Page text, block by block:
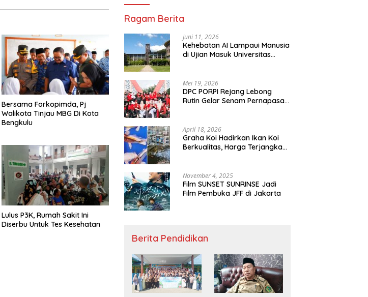
Bersama Forkopimda, Pj
Walikota Tinjau MBG Di Kota
Bengkulu
Lulus P3K, Rumah Sakit Ini
Diserbu Untuk Tes Kesehatan
Ragam Berita
Juni 11, 2026
Kehebatan AI Lampaui Manusia
di Ujian Masuk Universitas
Mei 19, 2026
DPC PORPI Rejang Lebong
Rutin Gelar Senam Pernapasan
April 18, 2026
Graha Koi Hadirkan Ikan Koi
Berkualitas, Harga Terjangkau
November 4, 2025
Film SUNSET SUNRINSE Jadi
Film Pembuka JFF di Jakarta
Berita Pendidikan